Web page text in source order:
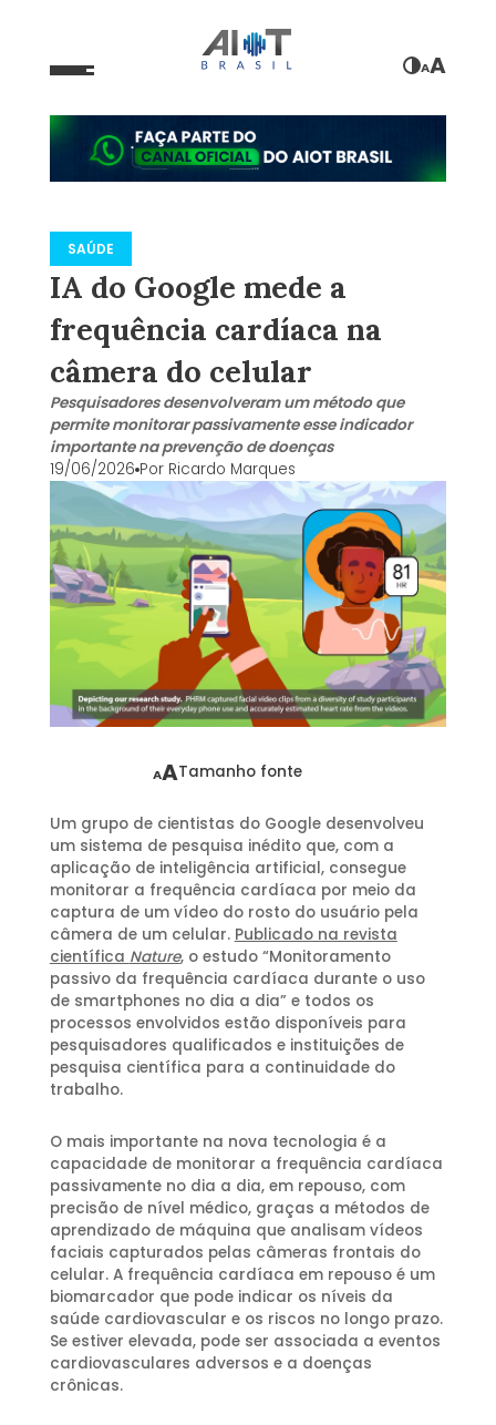
AA
SAÚDE
IA do Google mede a
frequência cardíaca na
câmera do celular
Pesquisadores desenvolveram um método que
permite monitorar passivamente esse indicador
importante na prevenção de doenças
19/06/2026 Por Ricardo Marques
AATamanho fonte
Um grupo de cientistas do Google desenvolveu
um sistema de pesquisa inédito que, com a
aplicação de inteligência artificial, consegue
monitorar a frequência cardíaca por meio da
captura de um vídeo do rosto do usuário pela
câmera de um celular. Publicado na revista
científica Nature, o estudo “Monitoramento
passivo da frequência cardíaca durante o uso
de smartphones no dia a dia” e todos os
processos envolvidos estão disponíveis para
pesquisadores qualificados e instituições de
pesquisa científica para a continuidade do
trabalho.
O mais importante na nova tecnologia é a
capacidade de monitorar a frequência cardíaca
passivamente no dia a dia, em repouso, com
precisão de nível médico, graças a métodos de
aprendizado de máquina que analisam vídeos
faciais capturados pelas câmeras frontais do
celular. A frequência cardíaca em repouso é um
biomarcador que pode indicar os níveis da
saúde cardiovascular e os riscos no longo prazo.
Se estiver elevada, pode ser associada a eventos
cardiovasculares adversos e a doenças
crônicas.